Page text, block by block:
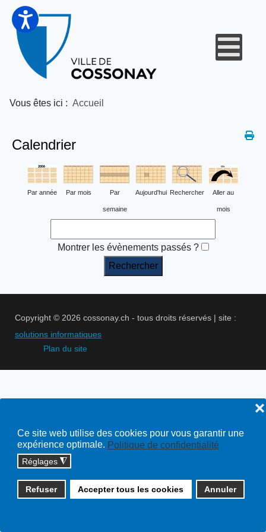
Ce site web utilise des cookies pour vous garantir une
expérience optimale. Politique de confidentialité
Réglages ◮
Refuser Accepter tous les cookies Annuler
❌
Vous êtes ici : Accueil
Calendrier
Par année Par mois Par
semaine
Aujourd'hui Rechercher Aller au
mois
Montrer les évènements passés ?
Copyright © 2026 cossonay.ch - tous droits réservés | site :
solutions informatiques
Plan du site